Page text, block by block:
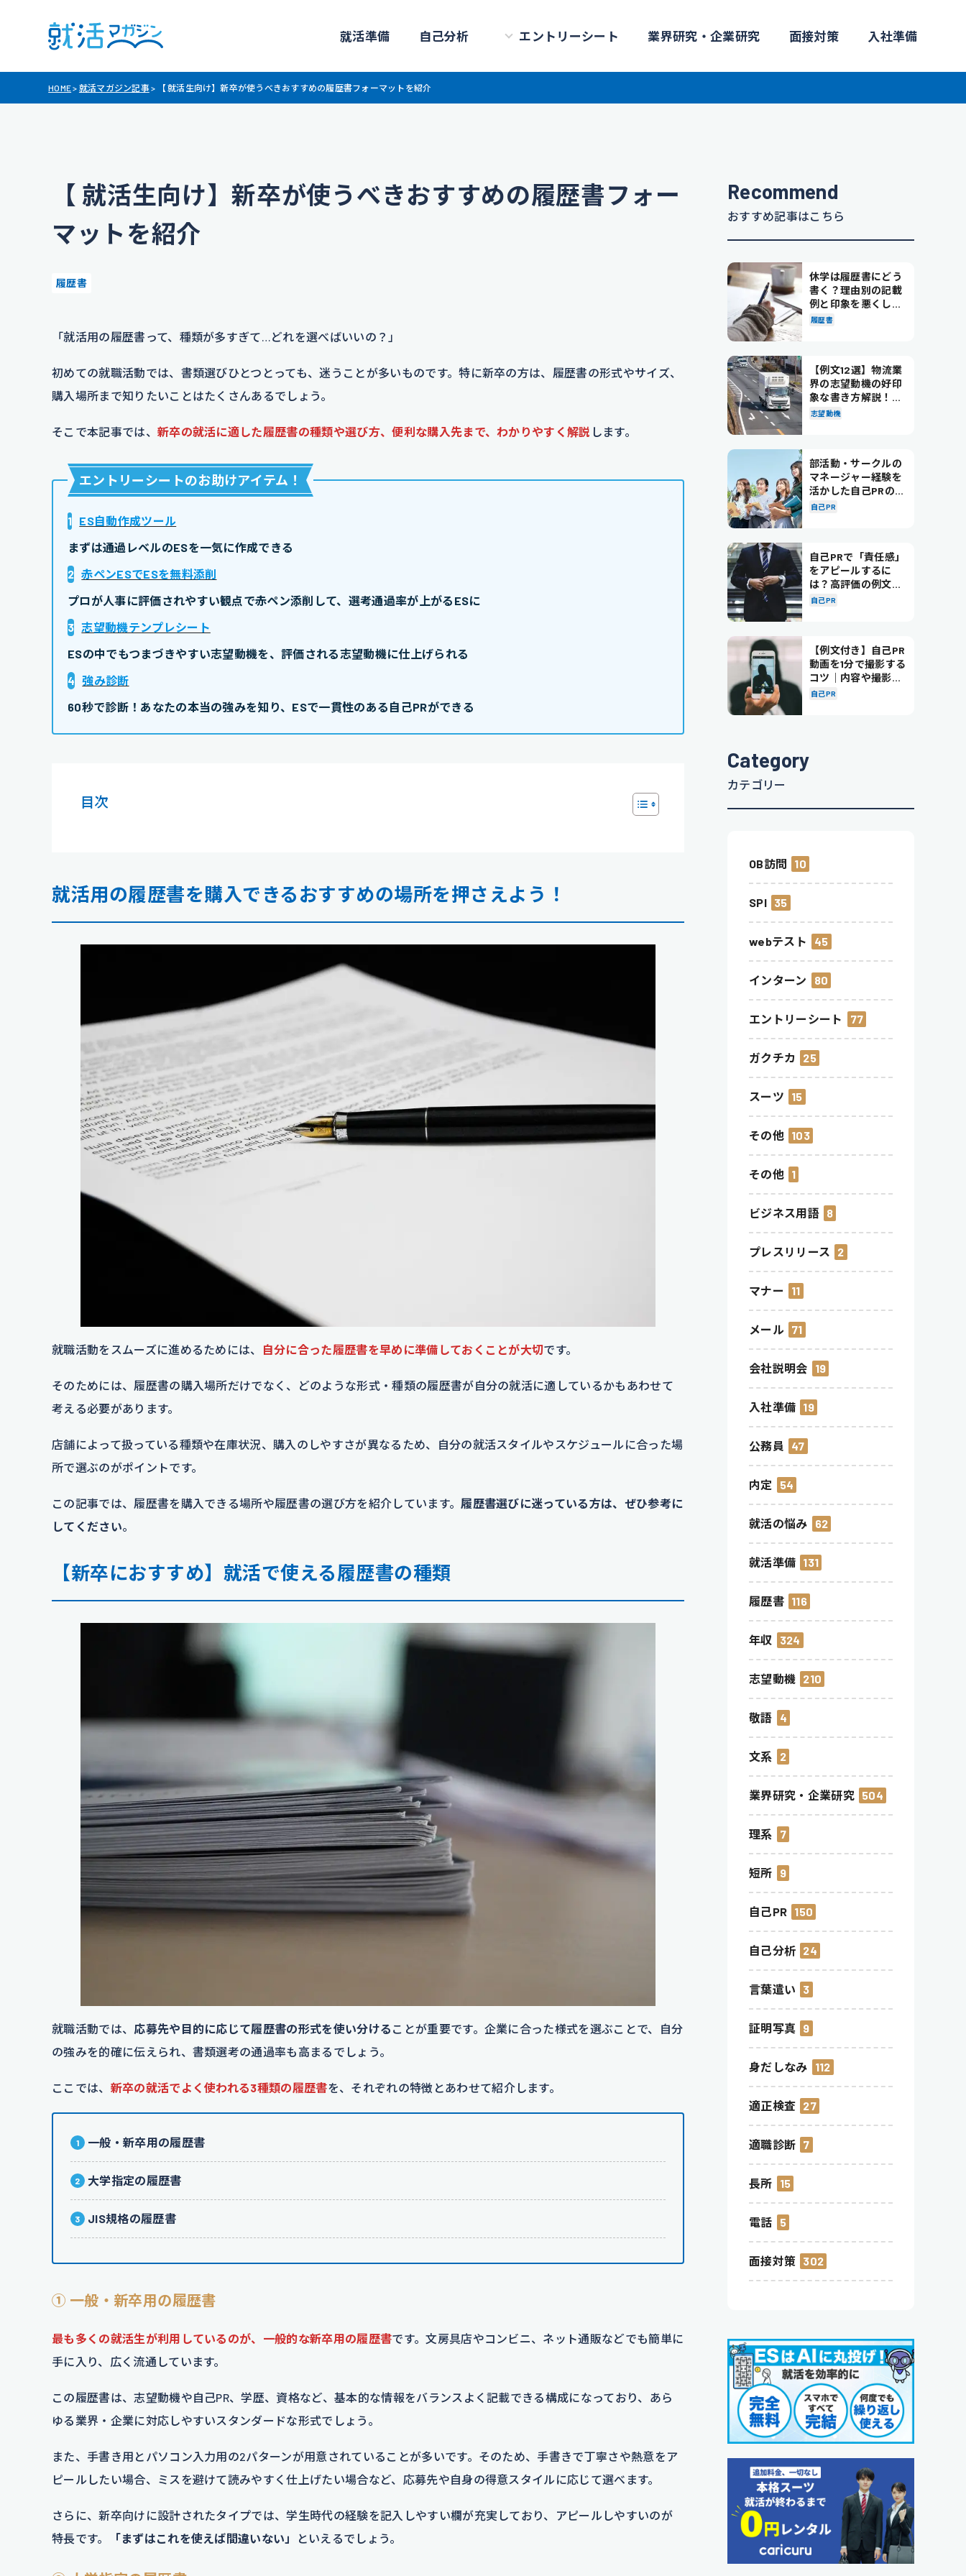
就活準備 自己分析 エントリーシート 業界研究・企業研究 面接対策 入社準備
HOME> 就活マガジン記事 > 【 就活生向け】新卒が使うべきおすすめの履歴書フォーマットを紹介
【 就活生向け】新卒が使うべきおすすめの履歴書フォー
マットを紹介
履歴書
「就活用の履歴書って、種類が多すぎて…どれを選べばいいの？」
初めての就職活動では、書類選びひとつとっても、迷うことが多いものです。特に新卒の方は、履歴書の形式やサイズ、
購入場所まで知りたいことはたくさんあるでしょう。
そこで本記事では、 新卒の就活に適した履歴書の種類や選び方、便利な購入先まで、わかりやすく解説 します。
エントリーシートのお助けアイテム ！
1 ES自動作成ツール
まずは通過レベルのESを一気に作成できる
2 赤ペンESでESを無料添削
プロが人事に評価されやすい観点で赤ペン添削して、選考通過率が上がるESに
3 志望動機テンプレシート
ESの中でもつまづきやすい志望動機を、評価される志望動機に仕上げられる
4 強み診断
60秒で診断！あなたの本当の強みを知り、ESで一貫性のある自己PRができる
目次
就活用の履歴書を購入できるおすすめの場所を押さえよう！
就職活動をスムーズに進めるためには、 自分に合った履歴書を早めに準備しておくことが大切です。
そのためには、履歴書の購入場所だけでなく、どのような形式・種類の履歴書が自分の就活に適しているかもあわせて
考える必要があります。
店舗によって扱っている種類や在庫状況、購入のしやすさが異なるため、自分の就活スタイルやスケジュールに合った場
所で選ぶのがポイントです。
この記事では、履歴書を購入できる場所や履歴書の選び方を紹介しています。履歴書選びに迷っている方は、ぜひ参考に
してください。
【新卒におすすめ】就活で使える履歴書の種類
就職活動では、 応募先や目的に応じて履歴書の形式を使い分ける ことが重要です。企業に合った様式を選ぶことで、自分
の強みを的確に伝えられ、書類選考の通過率も高まるでしょう。
ここでは、 新卒の就活でよく使われる3種類の履歴書を、それぞれの特徴とあわせて紹介します。
一般・新卒用の履歴書
大学指定の履歴書
JIS規格の履歴書
① 一般・新卒用の履歴書
最も多くの就活生が利用しているのが、一般的な新卒用の履歴書です。文房具店やコンビニ、ネット通販などでも簡単に
手に入り、広く流通しています。
この履歴書は、志望動機や自己PR、学歴、資格など、基本的な情報をバランスよく記載できる構成になっており、あら
ゆる業界・企業に対応しやすいスタンダードな形式でしょう。
また、手書き用とパソコン入力用の2パターンが用意されていることが多いです。そのため、手書きで丁寧さや熱意をア
ピールしたい場合、ミスを避けて読みやすく仕上げたい場合など、応募先や自身の得意スタイルに応じて選べます。
さらに、新卒向けに設計されたタイプでは、学生時代の経験を記入しやすい欄が充実しており、アピールしやすいのが
特長です。
「まずはこれを使えば間違いない」 といえるでしょう。
Recommend
おすすめ記事はこちら
休学は履歴書にどう
書く？理由別の記載
例と印象を悪くしな
い書き方を解説
履歴書
【例文12選】物流業
界の志望動機の好印
象な書き方解説！パ
ターン別の例文も紹
志望動機
部活動・サークルの
マネージャー経験を
活かした自己PRの書
き方を徹底解説！
自己PR
自己PRで「責任感」
をアピールするに
は？高評価の例文も
紹介！
自己PR
【例文付き】自己PR
動画を1分で撮影する
コツ｜内容や撮影の
ポイントも解説
自己PR
Category
カテゴリー
OB訪問 10
SPI 35
webテスト 45
インターン 80
エントリーシート 77
ガクチカ 25
スーツ 15
その他 103
その他 1
ビジネス用語 8
プレスリリース 2
マナー 11
メール 71
会社説明会 19
入社準備 19
公務員 47
内定 54
就活の悩み 62
就活準備 131
履歴書 116
年収 324
志望動機 210
敬語 4
文系 2
業界研究・企業研究 504
理系 7
短所 9
自己PR 150
自己分析 24
言葉遣い 3
証明写真 9
身だしなみ 112
適正検査 27
適職診断 7
長所 15
電話 5
面接対策 302